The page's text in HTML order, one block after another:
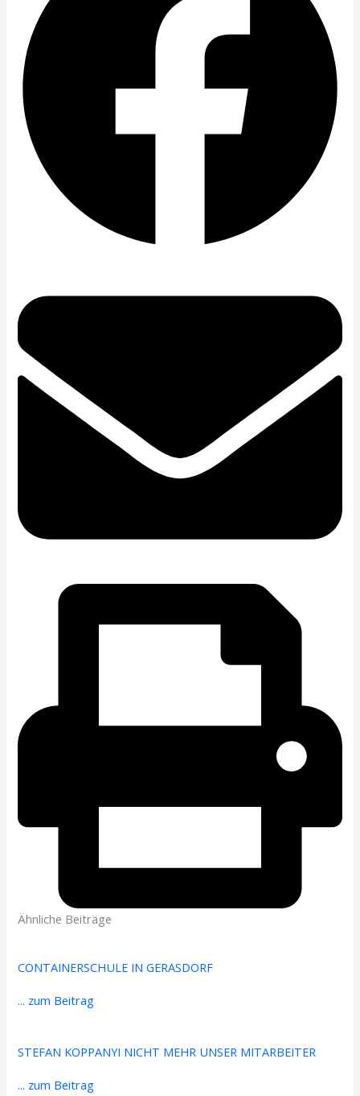
Ähnliche Beiträge
CONTAINERSCHULE IN GERASDORF
... zum Beitrag
STEFAN KOPPANYI NICHT MEHR UNSER MITARBEITER
... zum Beitrag